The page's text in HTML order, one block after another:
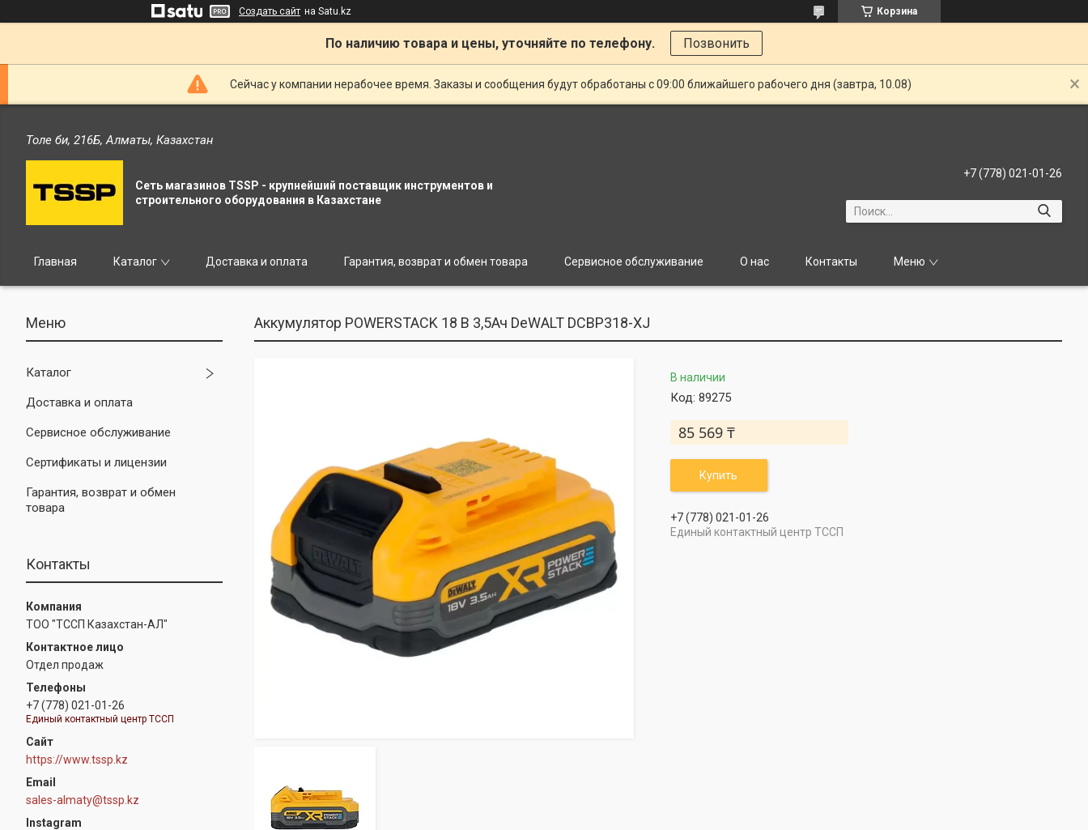
Создать сайт на Satu.kz Корзина
По наличию товара и цены, уточняйте по телефону. Позвонить
Сейчас у компании нерабочее время. Заказы и сообщения будут обработаны с 09:00 ближайшего рабочего дня (завтра, 10.08)
Толе би, 216Б, Алматы, Казахстан
Сеть магазинов TSSP - крупнейший поставщик инструментов и
строительного оборудования в Казахстане
+7 (778) 021-01-26
Главная Каталог Доставка и оплата Гарантия, возврат и обмен товара Сервисное обслуживание О нас Контакты Меню
Каталог
Доставка и оплата
Сервисное обслуживание
Сертификаты и лицензии
Гарантия, возврат и обмен
товара
Контакты
ТОО "ТССП Казахстан-АЛ"
Отдел продаж
+7 (778) 021-01-26
Единый контактный центр ТССП
https://www.tssp.kz
sales-almaty@tssp.kz
Instagram
Аккумулятор POWERSTACK 18 В 3,5Ач DeWALT DCBP318-XJ
В наличии
Код: 89275
85 569 ₸
Купить
+7 (778) 021-01-26
Единый контактный центр ТССП